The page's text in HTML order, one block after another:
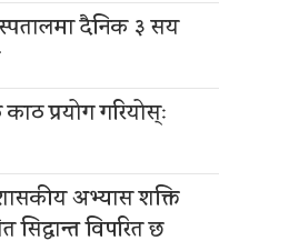
दैनिक ३ सय
प्रयोग गरियोस्ः
अभ्यास शक्ति
विपरित छ